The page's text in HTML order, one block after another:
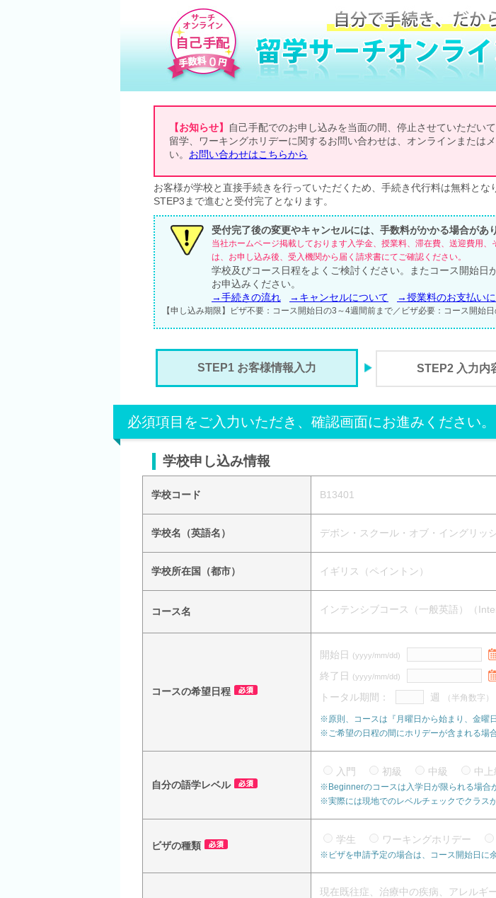
【お知らせ】
自己手配でのお申し込みを当面の間、停止させていただいて
留学、ワーキングホリデーに関するお問い合わせは、オンラインまたは
い。 お問い合わせはこちらから
お客様が学校と直接手続きを行っていただくため、手続き代行料は無料とな
STEP3まで進むと受付完了となります。
受付完了後の変更やキャンセルには、手数料がかかる場合があり
当社ホームページ掲載しております入学金、授業料、滞在費、送迎費用
は、お申し込み後、受入機関から届く請求書にてご確認ください。
学校及びコース日程をよくご検討ください。またコース開始
お申込みください。
→手続きの流れ
→キャンセルについて →授業料のお支払い
【申し込み期限】ビザ不要：コース開始日の3～4週間前まで／ビザ必要：コース開始
STEP1 お客様情報入力 STEP2 入力内
必須項目をご入力いただき、確認画面にお進みください。
学校申し込み情報
学校コード B13401
学校名（英語名） デボン・スクール・オブ・イングリッ
学校所在国（都市） イギリス（ペイントン）
コース名 インテンシブコース（一般英語）（
コースの希望日程
開始日 (yyyy/mm/dd)
終了日 (yyyy/mm/dd)
トータル期間： 週 （半角数字）
※原則、コースは『月曜日から始まり、金曜
※ご希望の日程の間にホリデーが含まれる場
自分の語学レベル
入門 初級 中級 中
※Beginnerのコースは入学日が限られる場合
※実際には現地でのレベルチェックでクラス
ビザの種類
学生 ワーキングホリデー
※ビザを申請予定の場合は、コース開始日に
現在既往症、治療中の疾病、アレルギ